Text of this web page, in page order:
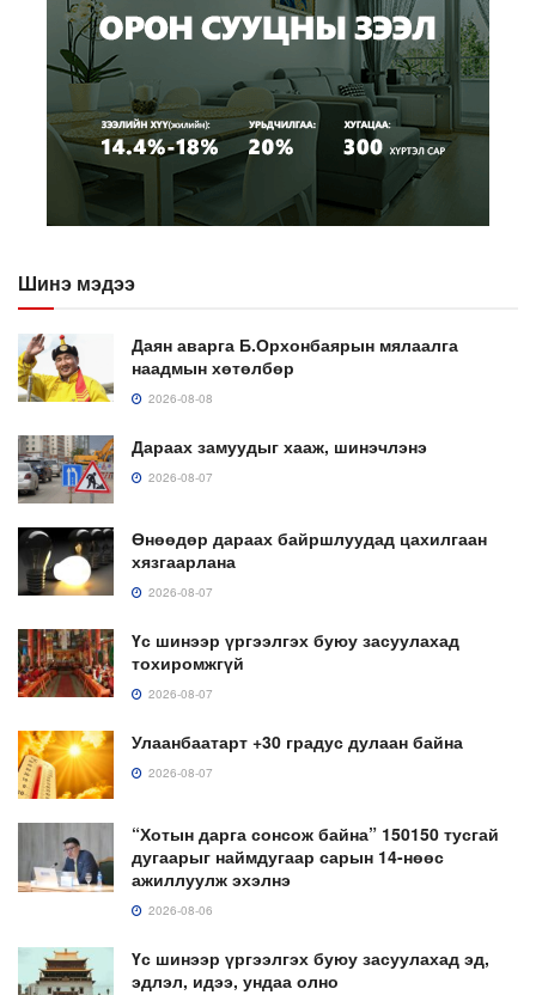
Шинэ мэдээ
Даян аварга Б.Орхонбаярын мялаалга
наадмын хөтөлбөр
2026-08-08
Дараах замуудыг хааж, шинэчлэнэ
2026-08-07
Өнөөдөр дараах байршлуудад цахилгаан
хязгаарлана
2026-08-07
Үс шинээр үргээлгэх буюу засуулахад
тохиромжгүй
2026-08-07
Улаанбаатарт +30 градус дулаан байна
2026-08-07
“Хотын дарга сонсож байна” 150150 тусгай
дугаарыг наймдугаар сарын 14-нөөс
ажиллуулж эхэлнэ
2026-08-06
Үс шинээр үргээлгэх буюу засуулахад эд,
эдлэл, идээ, ундаа олно